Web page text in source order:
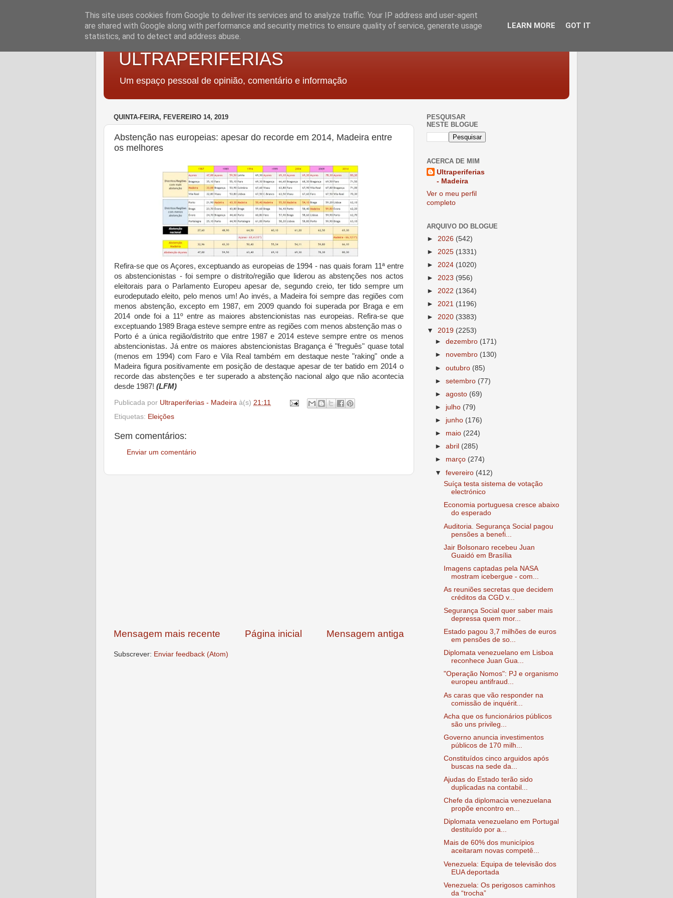
ULTRAPERIFERIAS
Um espaço pessoal de opinião, comentário e informação
QUINTA-FEIRA, FEVEREIRO 14, 2019
Abstenção nas europeias: apesar do recorde em 2014, Madeira entre
os melhores
Refira-se que os Açores, exceptuando as europeias de 1994 - nas quais foram 11ª entre
os abstencionistas - foi sempre o distrito/região que liderou as abstenções nos actos
eleitorais para o Parlamento Europeu apesar de, segundo creio, ter tido sempre um
eurodeputado eleito, pelo menos um! Ao invés, a Madeira foi sempre das regiões com
menos abstenção, excepto em 1987, em 2009 quando foi superada por Braga e em
2014 onde foi a 11º entre as maiores abstencionistas nas europeias. Refira-se que
exceptuando 1989 Braga esteve sempre entre as regiões com menos abstenção mas o
Porto é a única região/distrito que entre 1987 e 2014 esteve sempre entre os menos
abstencionistas. Já entre os maiores abstencionistas Bragança é "freguês" quase total
(menos em 1994) com Faro e Vila Real também em destaque neste "raking" onde a
Madeira figura positivamente em posição de destaque apesar de ter batido em 2014 o
recorde das abstenções e ter superado a abstenção nacional algo que não acontecia
desde 1987! (LFM)
Publicada por Ultraperiferias - Madeira à(s) 21:11
Etiquetas: Eleições
Sem comentários:
Enviar um comentário
Mensagem mais recente Mensagem antiga
Página inicial
Subscrever: Enviar feedback (Atom)
PESQUISAR
NESTE BLOGUE
ACERCA DE MIM
Ultraperiferias
- Madeira
Ver o meu perfil
completo
ARQUIVO DO BLOGUE
► 2026 (542)
► 2025 (1331)
► 2024 (1020)
► 2023 (956)
► 2022 (1364)
► 2021 (1196)
► 2020 (3383)
▼ 2019 (2253)
►dezembro (171)
► novembro (130)
►outubro (85)
►setembro (77)
►agosto (69)
► julho (79)
► junho (176)
► maio (224)
►abril (285)
► março (274)
▼fevereiro (412)
Suíça testa sistema de votação
electrónico
Economia portuguesa cresce abaixo
do esperado
Auditoria. Segurança Social pagou
pensões a benefi...
Jair Bolsonaro recebeu Juan
Guaidó em Brasília
Imagens captadas pela NASA
mostram icebergue - com...
As reuniões secretas que decidem
créditos da CGD v...
Segurança Social quer saber mais
depressa quem mor...
Estado pagou 3,7 milhões de euros
em pensões de so...
Diplomata venezuelano em Lisboa
reconhece Juan Gua...
"Operação Nomos": PJ e organismo
europeu antifraud...
As caras que vão responder na
comissão de inquérit...
Acha que os funcionários públicos
são uns privileg...
Governo anuncia investimentos
públicos de 170 milh...
Constituídos cinco arguidos após
buscas na sede da...
Ajudas do Estado terão sido
duplicadas na contabil...
Chefe da diplomacia venezuelana
propõe encontro en...
Diplomata venezuelano em Portugal
destituído por a...
Mais de 60% dos municípios
aceitaram novas competê...
Venezuela: Equipa de televisão dos
EUA deportada
Venezuela: Os perigosos caminhos
da “trocha”
This site uses cookies from Google to deliver its services and to analyze traffic. Your IP address and user-agent
are shared with Google along with performance and security metrics to ensure quality of service, generate usage
statistics, and to detect and address abuse.
LEARN MORE GOT IT